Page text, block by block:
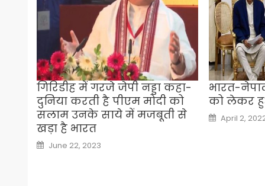
गिरिडीह में गरजे जेपी नड्डा कहा-
दुनिया करती है पीएम मोदी को
सलाम उनके साये में मजबूती से
खड़ा है भारत
Posted
on
June 22, 2023
भारत-
को लेकर
Posted
on
April 2,